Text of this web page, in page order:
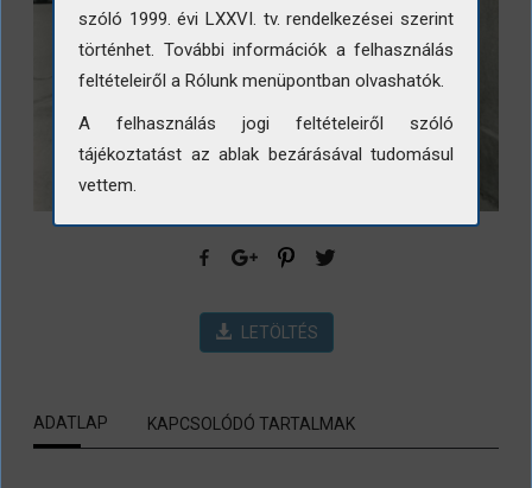
LETÖLTÉS
ADATLAP KAPCSOLÓDÓ TARTALMAK
szóló 1999. évi LXXVI. tv. rendelkezései szerint
történhet. További információk a felhasználás
feltételeiről a Rólunk menüpontban olvashatók.
A felhasználás jogi feltételeiről szóló
tájékoztatást az ablak bezárásával tudomásul
vettem.